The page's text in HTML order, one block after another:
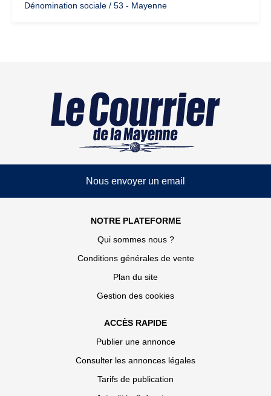
Dénomination sociale / 53 - Mayenne
Nous envoyer un email
NOTRE PLATEFORME
Qui sommes nous ?
Conditions générales de vente
Plan du site
Gestion des cookies
ACCÈS RAPIDE
Publier une annonce
Consulter les annonces légales
Tarifs de publication